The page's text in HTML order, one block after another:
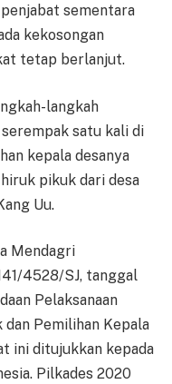
sementara
kekosongan
tetap berlanjut.
langkah
satu kali di
kepala desanya
pikuk dari desa
Uu.
Mendagri
4528/SJ, tanggal
Pelaksanaan
dan Pemilihan Kepala
ini ditujukkan kepada
Pilkades 2020